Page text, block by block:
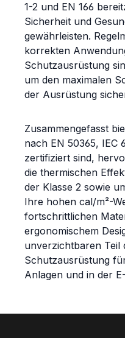
1-2 und EN 166
Sicherheit und
gewährleisten.
korrekten
Schutzausrüstung
um den maximalen
der Ausrüstung
Zusammengefasst
nach EN 50365, IEC
zertifiziert sind,
die thermischen
der Klasse 2 sowie
Ihre hohen cal/m²-
fortschrittlichen
ergonomischem
unverzichtbaren Teil
Schutzausrüstung
Anlagen und in der